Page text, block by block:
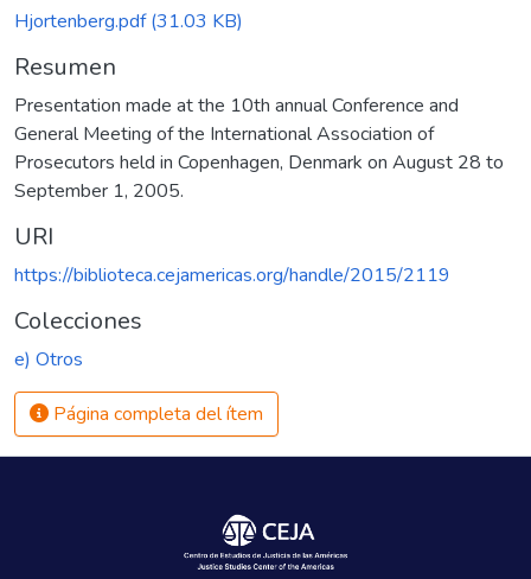
Hjortenberg.pdf(31.03 KB)
Resumen
Presentation made at the 10th annual Conference and
General Meeting of the International Association of
Prosecutors held in Copenhagen, Denmark on August 28 to
September 1, 2005.
URI
https://biblioteca.cejamericas.org/handle/2015/2119
Colecciones
e) Otros
Página completa del ítem